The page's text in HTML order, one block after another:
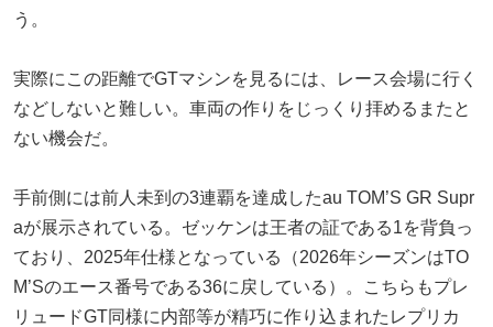
う。
実際にこの距離でGTマシンを見るには、レース会場に行く
などしないと難しい。車両の作りをじっくり拝めるまたと
ない機会だ。
手前側には前人未到の3連覇を達成したau TOM’S GR Supr
aが展示されている。ゼッケンは王者の証である1を背負っ
ており、2025年仕様となっている（2026年シーズンはTO
M’Sのエース番号である36に戻している）。こちらもプレ
リュードGT同様に内部等が精巧に作り込まれたレプリカ